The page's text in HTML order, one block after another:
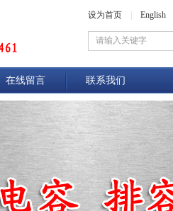
设为首页 English
在线留言 联系我们